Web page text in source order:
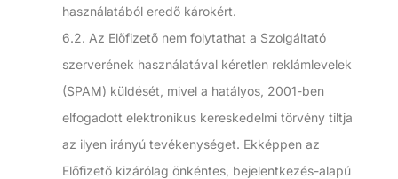
használatából eredő károkért.
6.2. Az Előfizető nem folytathat a Szolgáltató
szerverének használatával kéretlen reklámlevelek
(SPAM) küldését, mivel a hatályos, 2001-ben
elfogadott elektronikus kereskedelmi törvény tiltja
az ilyen irányú tevékenységet. Ekképpen az
Előfizető kizárólag önkéntes, bejelentkezés-alapú